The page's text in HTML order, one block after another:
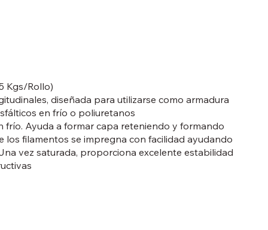
Kgs/Rollo)
diseñada para utilizarse como armadura
en frío o poliuretanos
frío. Ayuda a formar capa reteniendo y formando
los filamentos se impregna con facilidad ayudando
vez saturada, proporciona excelente estabilidad